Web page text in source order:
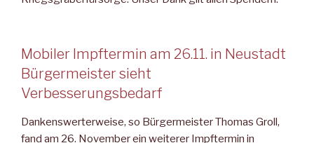
Mobiler Impftermin am 26.11. in Neustadt
Bürgermeister sieht
Verbesserungsbedarf
Dankenswerterweise, so Bürgermeister Thomas Groll,
fand am 26. November ein weiterer Impftermin in